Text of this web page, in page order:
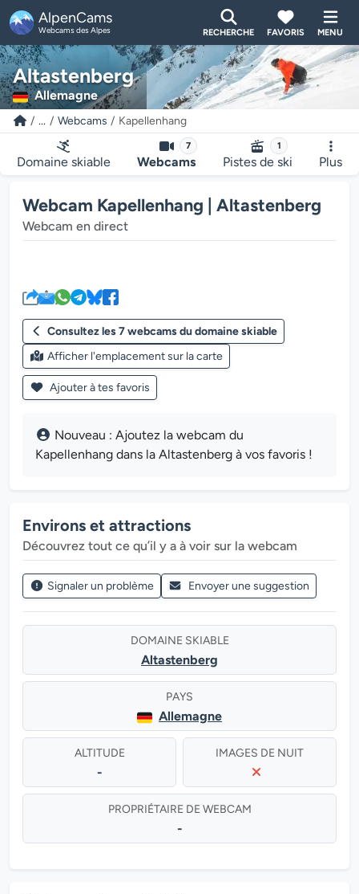
AlpenCams
Webcams des Alpes RECHERCHE FAVORIS MENU
Altastenberg
Allemagne
... Webcams Kapellenhang
Domaine skiable
7
Webcams
1
Pistes de ski Plus
Webcam Kapellenhang | Altastenberg
Webcam en direct
Consultez les 7 webcams du domaine skiable
Afficher l'emplacement sur la carte
Ajouter à tes favoris
Nouveau : Ajoutez la webcam du
Kapellenhang dans la Altastenberg à vos favoris !
Environs et attractions
Découvrez tout ce qu’il y a à voir sur la webcam
Signaler un problème Envoyer une suggestion
DOMAINE SKIABLE
Altastenberg
PAYS
Allemagne
ALTITUDE
-
IMAGES DE NUIT
PROPRIÉTAIRE DE WEBCAM
-